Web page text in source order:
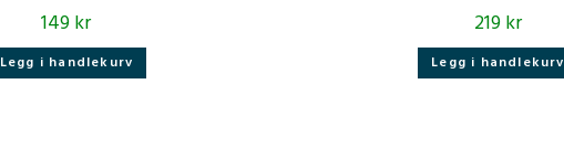
149kr
Legg i handlekurv
219kr
Legg i handlekurv